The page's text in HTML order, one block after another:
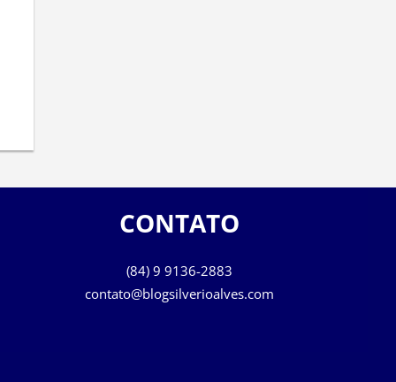
CONTATO
(84) 9 9136-2883
contato@blogsilverioalves.com